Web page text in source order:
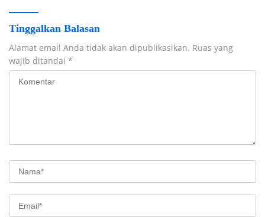
Tinggalkan Balasan
Alamat email Anda tidak akan dipublikasikan. Ruas yang
wajib ditandai *